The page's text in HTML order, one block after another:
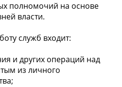
полномочий на основе
власти.
служб входит:
и других операций над
из личного